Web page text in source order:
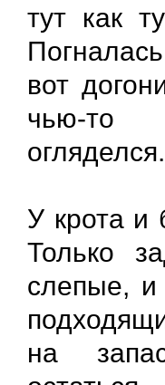
тут как
вот
чью-то
У крота и
Только
слепые,
на